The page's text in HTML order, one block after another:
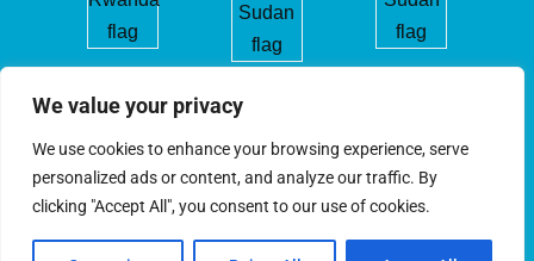
We value your privacy
We use cookies to enhance your browsing experience, serve
personalized ads or content, and analyze our traffic. By
clicking "Accept All", you consent to our use of cookies.
CIRGL © 2022. Tous droits réservés.